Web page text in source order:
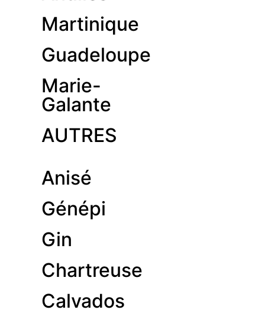
Martinique
Guadeloupe
Marie-
Galante
AUTRES
Anisé
Génépi
Gin
Chartreuse
Calvados